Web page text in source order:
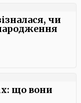
чи
що вони